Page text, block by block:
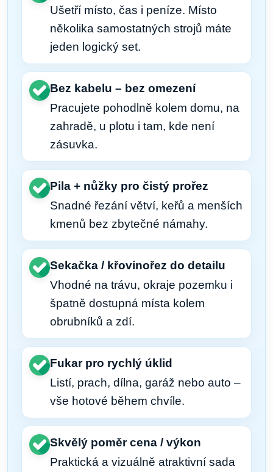
Ušetří místo, čas i peníze. Místo
několika samostatných strojů máte
jeden logický set.
Bez kabelu – bez omezení
Pracujete pohodlně kolem domu, na
zahradě, u plotu i tam, kde není
zásuvka.
Pila + nůžky pro čistý prořez
Snadné řezání větví, keřů a menších
kmenů bez zbytečné námahy.
Sekačka / křovinořez do detailu
Vhodné na trávu, okraje pozemku i
špatně dostupná místa kolem
obrubníků a zdí.
Fukar pro rychlý úklid
Listí, prach, dílna, garáž nebo auto –
vše hotové během chvíle.
Skvělý poměr cena / výkon
Praktická a vizuálně atraktivní sada